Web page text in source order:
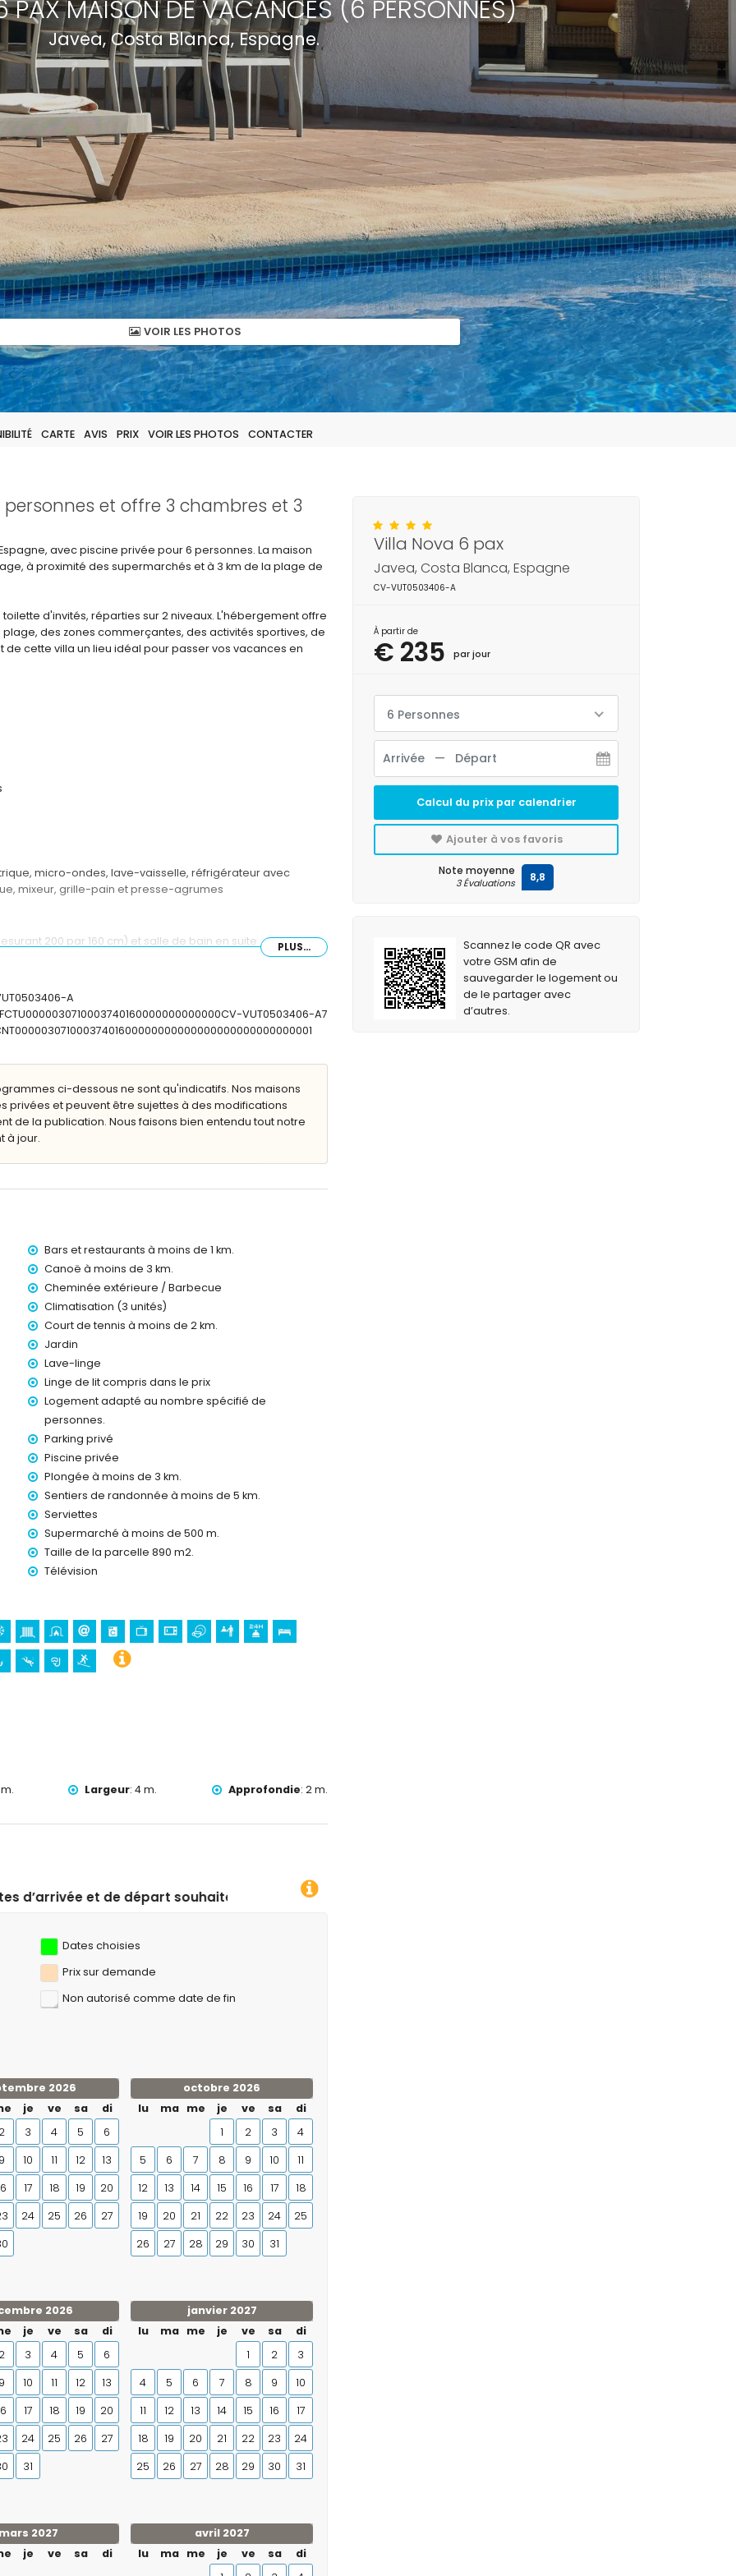
PAX MAISON DE VACANCES (6 PERSONNES)
Javea, Costa Blanca, Espagne.
VOIR LES PHOTOS
CARTE AVIS PRIX VOIR LES PHOTOS CONTACTER
et offre 3 chambres et 3
avec piscine privée pour 6 personnes. La maison
à proximité des supermarchés et à 3 km de la plage de
d'invités, réparties sur 2 niveaux. L'hébergement offre
des zones commerçantes, des activités sportives, de
cette villa un lieu idéal pour passer vos vacances en
micro-ondes, lave-vaisselle, réfrigérateur avec
mixeur, grille-pain et presse-agrumes
200 par 160 cm) et salle de bain en suite
baignoire/douche combinée, bidet et toilette
avec chaises longues
de la villa)
Jávea (à moins de 3 kilomètres de la villa)
de 3 kilomètres de la villa)
5 kilomètres de la villa)
de 2 kilomètres de la villa)
kilomètres de la villa)
enfants
de la villa
sur 24
demande)
à Jávea, Costa Blanca
(à moins de 5 kilomètres de la maison)
Jávea) et bâtiment architectural (Histórico de Jávea)
(Pueblo de Jávea, Jávea), lieu historique (Pueblo de
kilomètres de l'hébergement)
snorkeling et surf (à moins de 5 kilomètres de la villa)
PLUS...
A
VUT0503406-A7
ci-dessous ne sont qu'indicatifs. Nos maisons
privées et peuvent être sujettes à des modifications
de la publication. Nous faisons bien entendu tout notre
à jour.
Bars et restaurants à moins de 1 km.
Canoë à moins de 3 km.
Cheminée extérieure / Barbecue
Climatisation (3 unités)
Court de tennis à moins de 2 km.
Jardin
Lave-linge
Linge de lit compris dans le prix
Logement adapté au nombre spécifié de
personnes.
Parking privé
Piscine privée
Plongée à moins de 3 km.
Sentiers de randonnée à moins de 5 km.
Serviettes
Supermarché à moins de 500 m.
Taille de la parcelle 890 m2.
Télévision
Largeur:4 m. Approfondie: 2 m.
!
Dates choisies
Prix ​​sur demande
Non autorisé comme date de fin
2026
je ve sa
di
2 3 4 5
6
9 10 11 12
13
17 18 19
20
24 25 26
27
octobre 2026
lu
ma me je ve sa
di
1
2 3
4
5
6 7 8 9 10
11
12
13 14 15 16 17
18
19
20 21 22 23 24
25
26
27 28 29 30 31
2026
je ve sa
di
2 3 4 5
6
9 10 11 12
13
17 18 19
20
24 25 26
27
31
janvier 2027
lu
ma me je ve sa
di
1
2
3
4
5 6 7 8 9
10
11
12 13 14 15 16
17
18
19 20 21 22 23
24
25
26 27 28 29 30 31
mars 2027
je ve sa di
avril 2027
lu
ma me je ve sa
di
Villa Nova 6 pax
Javea, Costa Blanca, Espagne
CV-VUT0503406-A
À partir de
€ 235 par jour
6 Personnes
Calcul du prix par calendrier
Ajouter à vos favoris
Note moyenne
3 Évaluations 8,8
Scannez le code QR avec
votre GSM afin de
sauvegarder le logement ou
de le partager avec
d’autres.